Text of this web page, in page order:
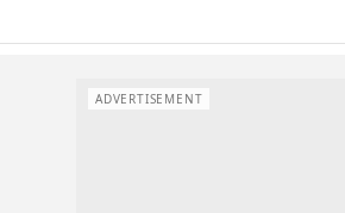
ADVERTISEMENT